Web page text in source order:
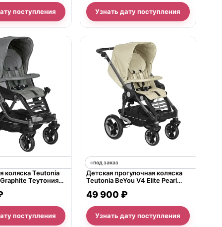
поступления Узнать дату поступления
коляска Teutonia
Теутония
поступления
под заказ
Детская прогулочная коляска
Teutonia BeYou V4 Elite Pearl
49 900 ₽
Узнать дату поступления